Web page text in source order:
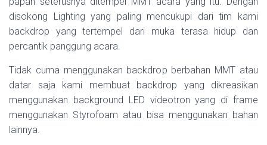
disokong Lighting yang paling mencukupi dari tim kami
backdrop yang tertempel dari muka terasa hidup dan
percantik panggung acara.
Tidak cuma menggunakan backdrop berbahan MMT atau
datar saja kami membuat backdrop yang dikreasikan
menggunakan background LED videotron yang di frame
menggunakan Styrofoam atau bisa menggunakan bahan
lainnya.